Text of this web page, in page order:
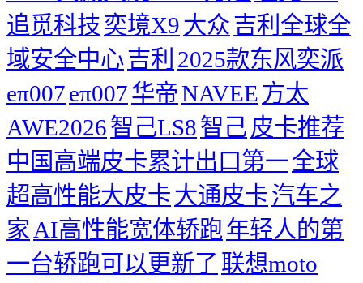
追觅科技奕境X9大众吉利全球全
域安全中心吉利 2025款东风奕派
eπ007eπ007华帝NAVEE 方太
AWE2026智己LS8智己 皮卡推荐
中国高端皮卡累计出口第一全球
超高性能大皮卡大通皮卡汽车之
家 AI高性能宽体轿跑年轻人的第
一台轿跑可以更新了 联想moto